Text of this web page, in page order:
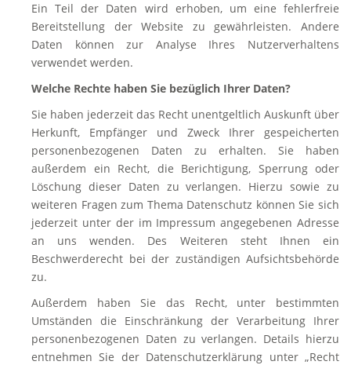
Ein Teil der Daten wird erhoben, um eine fehlerfreie
Bereitstellung der Website zu gewährleisten. Andere
Daten können zur Analyse Ihres Nutzerverhaltens
verwendet werden.
Welche Rechte haben Sie bezüglich Ihrer Daten?
Sie haben jederzeit das Recht unentgeltlich Auskunft über
Herkunft, Empfänger und Zweck Ihrer gespeicherten
personenbezogenen Daten zu erhalten. Sie haben
außerdem ein Recht, die Berichtigung, Sperrung oder
Löschung dieser Daten zu verlangen. Hierzu sowie zu
weiteren Fragen zum Thema Datenschutz können Sie sich
jederzeit unter der im Impressum angegebenen Adresse
an uns wenden. Des Weiteren steht Ihnen ein
Beschwerderecht bei der zuständigen Aufsichtsbehörde
zu.
Außerdem haben Sie das Recht, unter bestimmten
Umständen die Einschränkung der Verarbeitung Ihrer
personenbezogenen Daten zu verlangen. Details hierzu
entnehmen Sie der Datenschutzerklärung unter „Recht